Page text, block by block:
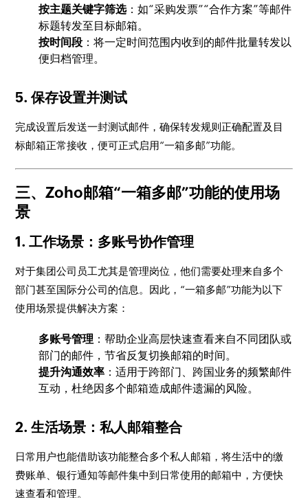
按主题关键字筛选：如“采购发票”“合作方案”等邮件
标题转发至目标邮箱。
按时间段 ：将一定时间范围内收到的邮件批量转发以
便归档管理。
5. 保存设置并测试
完成设置后发送一封测试邮件，确保转发规则正确配置及目
标邮箱正常接收，便可正式启用“一箱多邮”功能。
三、Zoho邮箱“一箱多邮”功能的使用场
景
1. 工作场景：多账号协作管理
对于集团公司员工尤其是管理岗位，他们需要处理来自多个
部门甚至国际分公司的信息。因此，“一箱多邮”功能为以下
使用场景提供解决方案：
多账号管理 ：帮助企业高层快速查看来自不同团队或
部门的邮件，节省反复切换邮箱的时间。
提升沟通效率 ：适用于跨部门、跨国业务的频繁邮件
互动，杜绝因多个邮箱造成邮件遗漏的风险。
2. 生活场景：私人邮箱整合
日常用户也能借助该功能整合多个私人邮箱，将生活中的缴
费账单、银行通知等邮件集中到日常使用的邮箱中，方便快
速查看和管理。